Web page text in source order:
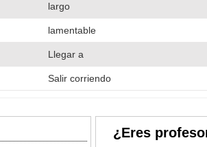
largo
lamentable
Llegar a
Salir corriendo
¿Eres